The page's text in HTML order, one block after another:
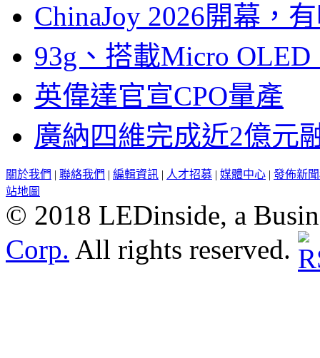
ChinaJoy 2026開幕，
93g、搭載Micro
英偉達官宣CPO量產
廣納四維完成近2億元
關於我們 | 聯絡我們 | 編輯資訊 | 人才招募 | 媒體中心 | 發佈新
站地圖
© 2018 LEDinside, a
Corp. All rights reserved.